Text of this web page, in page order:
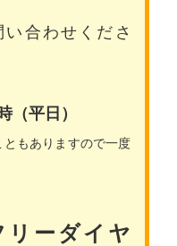
合わせくださ
平日）
もありますので一度
リーダイヤ